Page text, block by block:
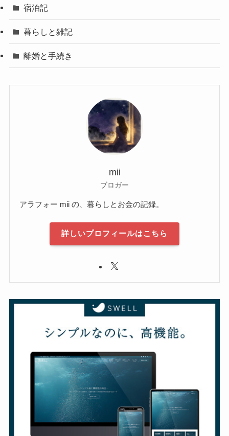
宿泊記
暮らしと雑記
離婚と手続き
mii
ブロガー
アラフォー mii の、暮らしとお金の記録。
詳しいプロフィールはこちら